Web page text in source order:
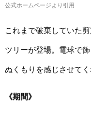
公式ホームページより引用
これまで破棄していた
ツリーが登場。電球で
ぬくもりを感じさせてく
《期間》